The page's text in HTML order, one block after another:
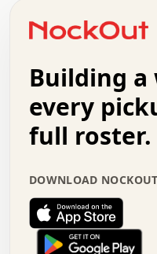
+   .   .   .   .
.   .   .   .   .
.   .   .   .   +
.   :   .   .   .   .
.   .   x   .   .
.   .   .   .   :   .
.   .   .   .   .   .
.   .   .   .   .   .
.   .   .   .   .   :
.   .   .   .   .
.   .   :   o   .
Building
every
full roster.
DOWNLOAD NOCKOUT